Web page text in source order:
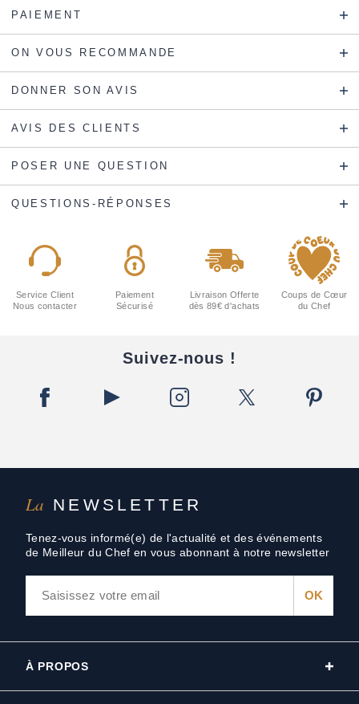
PAIEMENT
ON VOUS RECOMMANDE
DONNER SON AVIS
AVIS DES CLIENTS
POSER UNE QUESTION
QUESTIONS-RÉPONSES
La NEWSLETTER
Tenez-vous informé(e) de l'actualité et des événements
de Meilleur du Chef en vous abonnant à notre newsletter
Service Client
Nous contacter
Paiement
Sécurisé
Livraison Offerte
dès 89€ d'achats
Coups de Cœur
du Chef
Suivez-nous !
À PROPOS